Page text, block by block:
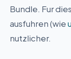
Bundle. Fur
ausfuhren (wie
nutzlicher.